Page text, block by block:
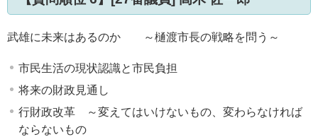
武雄に未来はあるのか ～樋渡市長の戦略を問う～
市民生活の現状認識と市民負担
将来の財政見通し
行財政改革 ～変えてはいけないもの、変わらなければ
ならないもの